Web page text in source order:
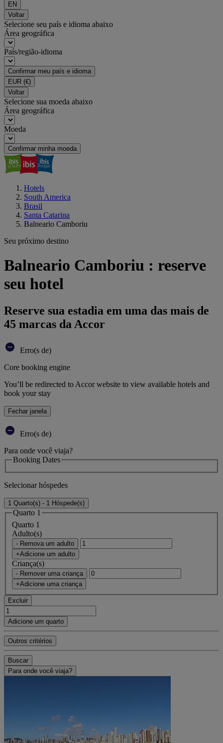
EN
Voltar
Selecione seu país e idioma abaixo
Área geográfica
País/região-idioma
Confirmar meu país e idioma
EUR (€)
Voltar
Selecione sua moeda abaixo
Área geográfica
Moeda
Confirmar minha moeda
Hotels
South America
Brasil
Santa Catarina
Balneario Camboriu
Seu próximo destino
Balneario Camboriu : reserve
seu hotel
Reserve sua estadia em uma das mais de
45 marcas da Accor
Erro(s de)
Core booking engine
You’ll be redirected to Accor website to view available hotels and
book your stay
Fechar janela
Erro(s de)
Para onde você viaja?
Booking Dates
Selecionar hóspedes
1 Quarto(s) - 1 Hóspede(s)
Quarto 1
Quarto 1
Adulto(s)
- Remova um adulto
+Adicione um adulto
Criança(s)
- Remover uma criança
+Adicione uma criança
Excluir
Adicione um quarto
Outros critérios
Buscar
Para onde você viaja?